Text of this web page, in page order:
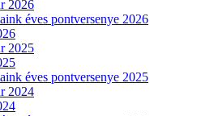
2026
éves pontversenye 2026
2025
éves pontversenye 2025
2024